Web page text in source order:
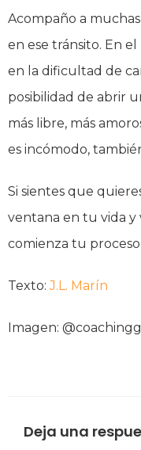
Acompaño a
en ese tránsito. En
en la dificultad de
posibilidad de abrir
más libre, más
es incómodo,
Si sientes que
ventana en tu vida y
comienza tu
Texto:J.L. Marín
Imagen:
Deja una